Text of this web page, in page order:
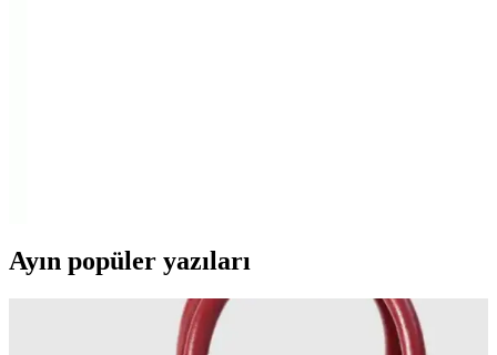
Ayın popüler yazıları